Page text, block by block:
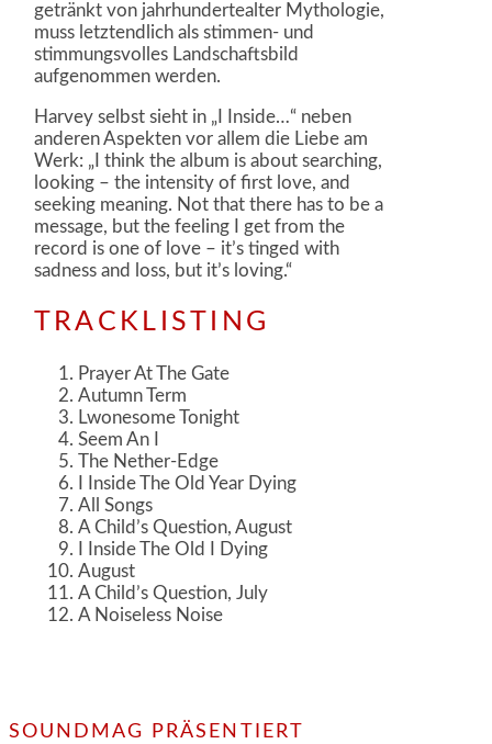
getränkt von jahrhundertealter Mythologie,
muss letztendlich als stimmen- und
stimmungsvolles Landschaftsbild
aufgenommen werden.
Harvey selbst sieht in „I Inside…“ neben
anderen Aspekten vor allem die Liebe am
Werk: „I think the album is about searching,
looking – the intensity of first love, and
seeking meaning. Not that there has to be a
message, but the feeling I get from the
record is one of love – it’s tinged with
sadness and loss, but it’s loving.“
TRACKLISTING
Prayer At The Gate
Autumn Term
Lwonesome Tonight
Seem An I
The Nether-Edge
I Inside The Old Year Dying
All Songs
A Child’s Question, August
I Inside The Old I Dying
August
A Child’s Question, July
A Noiseless Noise
SOUNDMAG PRÄSENTIERT